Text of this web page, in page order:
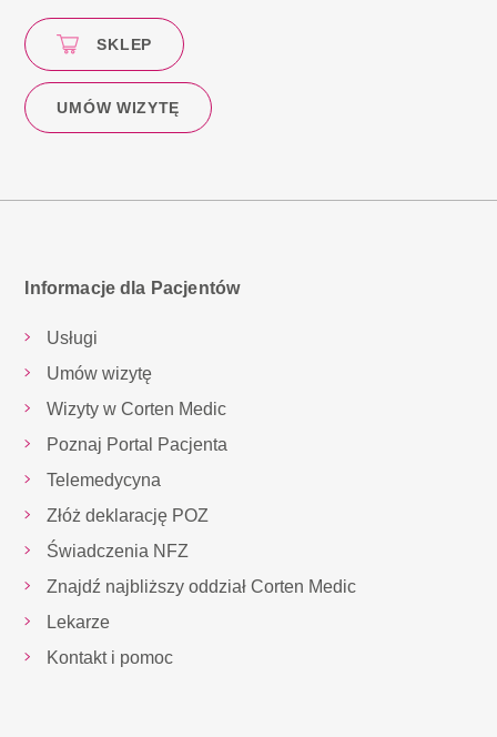
SKLEP
UMÓW WIZYTĘ
Informacje dla Pacjentów
Usługi
Umów wizytę
Wizyty w Corten Medic
Poznaj Portal Pacjenta
Telemedycyna
Złóż deklarację POZ
Świadczenia NFZ
Znajdź najbliższy oddział Corten Medic
Lekarze
Kontakt i pomoc